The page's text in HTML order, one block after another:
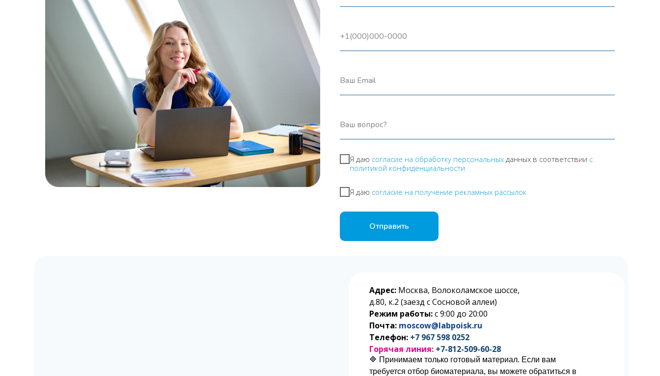
+1(000)000-0000
Ваш Email
Ваш вопрос?
Я даю согласие на обработку персональных данных в соответствии с
политикой конфиденциальности
Я даю согласие на получение рекламных рассылок
Отправить
🔷 Принимаем только готовый материал. Если вам
требуется отбор биоматериала, вы можете обратиться в
Адрес: Москва, Волоколамское шоссе,
д.80, к.2 (заезд с Сосновой аллеи)
Режим работы:с 9:00 до 20:00
Почта: moscow@labpoisk.ru
Телефон: +7 967 598 0252
Горячая линия: +7-812-509-60-28